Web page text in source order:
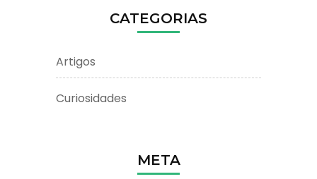
CATEGORIAS
Artigos
Curiosidades
META